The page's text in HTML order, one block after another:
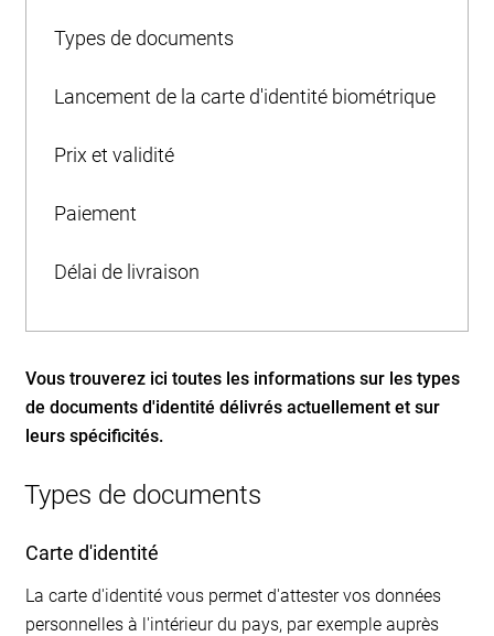
Types de documents
Lancement de la carte d'identité biométrique
Prix et validité
Paiement
Délai de livraison
Vous trouverez ici toutes les informations sur les types
de documents d'identité délivrés actuellement et sur
leurs spécificités.
Types de documents
Carte d'identité
La carte d'identité vous permet d'attester vos données
personnelles à l'intérieur du pays, par exemple auprès